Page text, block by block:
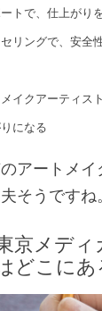
トで、仕上がり
リングで、安全
イクアーティス
になる
アートメイ
そうですね。
京メディ
どこにあ